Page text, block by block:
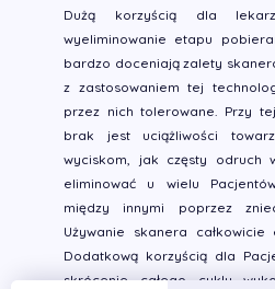
Dużą korzyścią dla
wyeliminowanie etapu
bardzo doceniają zalety
z zastosowaniem tej
przez nich tolerowane. Przy
brak jest uciążliwości
wyciskom, jak częsty odruch
eliminować u wielu
między innymi poprzez
Używanie skanera
Dodatkową korzyścią dla
skrócenie całego cyklu